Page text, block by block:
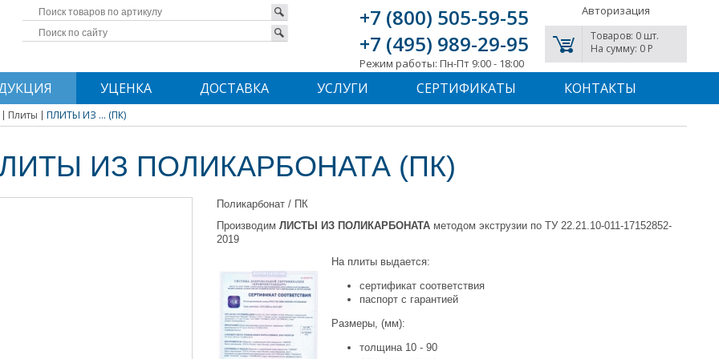
+7 (800) 505-59-55
+7 (495) 989-29-95
Режим работы: Пн-Пт 9:00 - 18:00
Авторизация
Товаров: 0 шт.
На сумму: 0 P
УЦЕНКА ДОСТАВКА УСЛУГИ СЕРТИФИКАТЫ КОНТАКТЫ
Плиты ПЛИТЫ ИЗ ... (ПК)
ИЗ ПОЛИКАРБОНАТА (ПК)
Поликарбонат / ПК
Производим ЛИСТЫ ИЗ ПОЛИКАРБОНАТА методом экструзии по ТУ 22.21.10-011-17152852-
2019
На плиты выдается:
сертификат соответствия
паспорт с гарантией
Размеры, (мм):
толщина 10 - 90